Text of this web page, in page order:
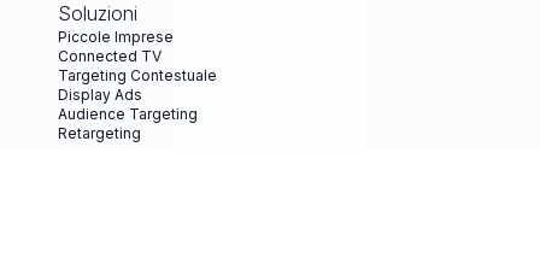
Soluzioni
Piccole Imprese
Connected TV
Targeting Contestuale
Display Ads
Audience Targeting
Retargeting